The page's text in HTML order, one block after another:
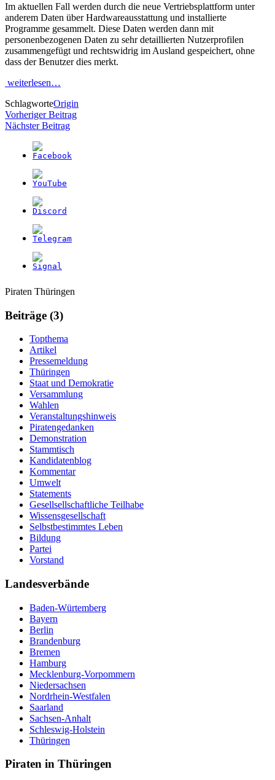
Im aktuellen Fall werden durch die neue Vertriebsplattform unter
anderem Daten über Hardwareausstattung und installierte
Programme gesammelt. Diese Daten werden dann mit
personenbezogenen Daten zu sehr detaillierten Nutzerprofilen
zusammengefügt und rechtswidrig im Ausland gespeichert, ohne
dass der Benutzer dies merkt.
weiterlesen…
SchlagworteOrigin
Beitragsnavigation
Vorheriger Beitrag
Nächster Beitrag
Weitere
Informationen
Navigation
Piraten Thüringen
Beiträge (3)
Topthema
Artikel
Pressemeldung
Thüringen
Staat und Demokratie
Versammlung
Wahlen
Veranstaltungshinweis
Piratengedanken
Demonstration
Stammtisch
Kandidatenblog
Kommentar
Umwelt
Statements
Gesellsellschaftliche Teilhabe
Wissensgesellschaft
Selbstbestimmtes Leben
Bildung
Partei
Vorstand
Landesverbände
Baden-Würtemberg
Bayern
Berlin
Brandenburg
Bremen
Hamburg
Mecklenburg-Vorpommern
Niedersachsen
Nordrhein-Westfalen
Saarland
Sachsen-Anhalt
Schleswig-Holstein
Thüringen
Piraten in Thüringen